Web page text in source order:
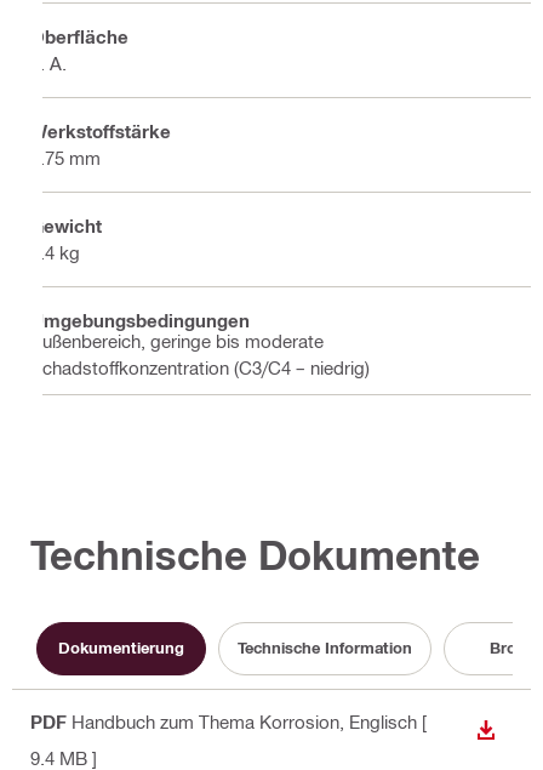
Oberfläche
k. A.
Werkstoffstärke
2.75 mm
Gewicht
0.4 kg
Umgebungsbedingungen
Außenbereich, geringe bis moderate
Schadstoffkonzentration (C3/C4 – niedrig)
Technische Dokumente
Dokumentierung Technische Information
PDF Handbuch zum Thema Korrosion , Englisch [
9.4 MB ]